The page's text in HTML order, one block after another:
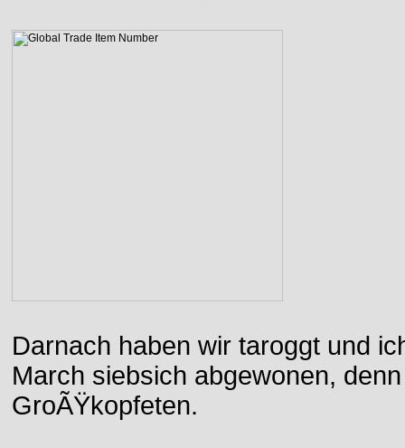
Darnach haben wir taroggt und
March siebsich abgewonen,
GroÃŸkopfeten.